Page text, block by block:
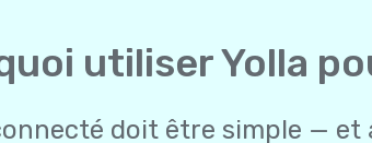
utiliser Yolla
doit être simple — et